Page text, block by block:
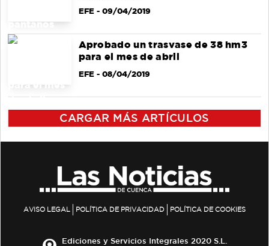
EFE- 09/04/2019
Aprobado un trasvase de 38 hm3
para el mes de abril
EFE- 08/04/2019
CARGAR MÁS ARTÍCULOS
AVISO LEGAL POLÍTICA DE PRIVACIDAD POLÍTICA DE COOKIES
Ediciones y Servicios Integrales 2020 S.L.